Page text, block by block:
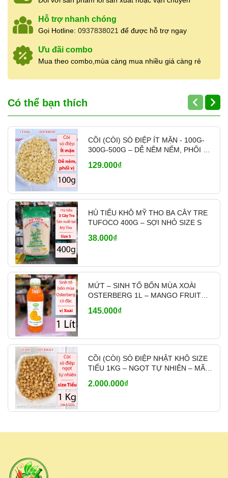
--------------------------------------------------
THÔNG TIN CỬA HÀNG GIA VỊ ÚT XINH
nhà hàng, quán ăn, bếp Hoa, bếp gia đình,
nhận bán lẻ vàbán sỉ số lượng lớn
với giá tốt.
Địa chỉ:(Đối diện) 27 Bùi Hữu Nghĩa,
Phường 5, Quận 5, TP.HCM
Hotline:0937.838.021(có Zalo – hỗ trợ
24/24)
Giờ mở cửa:
ngày, không nghỉ)
Mã vạch sản phẩm:8938563129031
Cửa hàng nhậnbáo giá sỉ cho khách mua số
lượng lớn, cung cấp hàng ổn định chonhà hàng,
quán ăn, đối tác lâu dài. Có hỗ trợ
qua chành xe, nhà xe
giao hàng nhanh và linh hoạt theo nhu cầu.
👉 Liên hệ báo giá sỉ & tư vấn: 0937.838.021
Hỗ trợ nhanh chóng
Gọi Hotline: 0937838021 để được hỗ trợ ngay
Ưu đãi combo
Mua theo combo,mùa càng mua nhiều giá càng rẻ
Có thể bạn thích
CỒI (CÒI) SÒ ĐIỆP ÍT MẶN - 100G-
300G-500G – DỄ NÊM NẾM, PHỐI VỊ
129.000₫
HỦ TIẾU KHÔ MỸ THO BA CÂY TRE
TUFOCO 400G – SỢI NHỎ SIZE S
38.000₫
MỨT – SINH TỐ BỐN MÙA XOÀI
OSTERBERG 1L – MANGO FRUIT
145.000₫
CỒI (CÒI) SÒ ĐIỆP NHẬT KHÔ SIZE
TIỂU 1KG – NGỌT TỰ NHIÊN – MÃ
2.000.000₫